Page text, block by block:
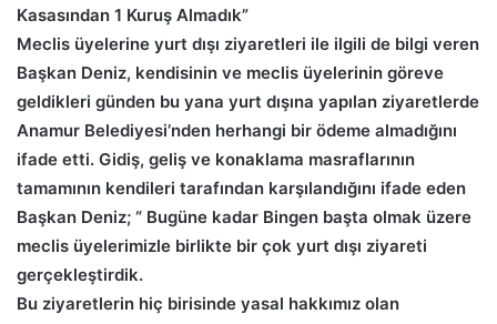
Kasasından 1 Kuruş Almadık”
Meclis üyelerine yurt dışı ziyaretleri ile ilgili de bilgi veren
Başkan Deniz, kendisinin ve meclis üyelerinin göreve
geldikleri günden bu yana yurt dışına yapılan ziyaretlerde
Anamur Belediyesi’nden herhangi bir ödeme almadığını
ifade etti. Gidiş, geliş ve konaklama masraflarının
tamamının kendileri tarafından karşılandığını ifade eden
Başkan Deniz; “ Bugüne kadar Bingen başta olmak üzere
meclis üyelerimizle birlikte bir çok yurt dışı ziyareti
gerçekleştirdik.
Bu ziyaretlerin hiç birisinde yasal hakkımız olan